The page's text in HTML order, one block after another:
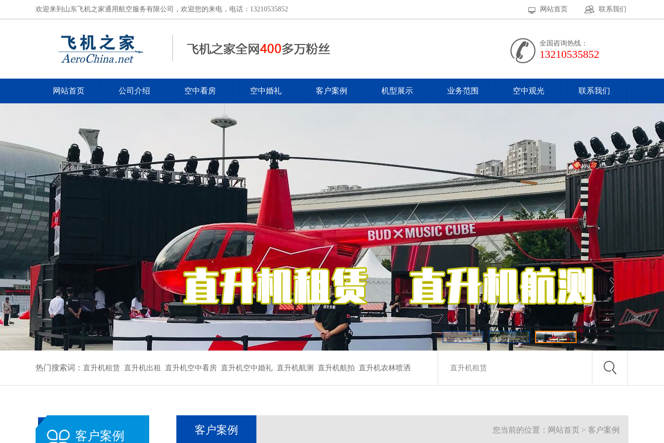
欢迎来到山东飞机之家通用航空服务有限公司，欢迎您的来电，电话：13210535852 网站首页 联系我们
全国咨询热线：
13210535852
网站首页 公司介绍 空中看房 空中婚礼 客户案例 机型展示 业务范围 空中观光 联系我们
热门搜索词： 直升机租赁 直升机出租 直升机空中看房 直升机空中婚礼 直升机航测 直升机航拍 直升机农林喷洒
客户案例 客户案例 您当前的位置：网站首页 > 客户案例